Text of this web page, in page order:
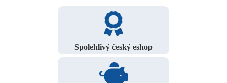
Spolehlivý český eshop